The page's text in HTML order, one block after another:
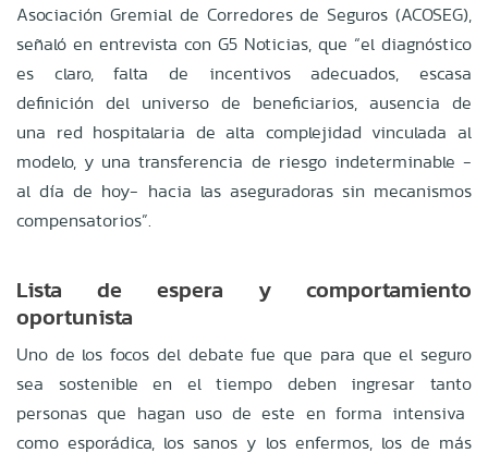
Asociación Gremial de Corredores de Seguros (ACOSEG),
señaló en entrevista con G5 Noticias, que “el diagnóstico
es claro, falta de incentivos adecuados, escasa
definición del universo de beneficiarios, ausencia de
una red hospitalaria de alta complejidad vinculada al
modelo, y una transferencia de riesgo indeterminable -
al día de hoy- hacia las aseguradoras sin mecanismos
compensatorios”.
Lista de espera y comportamiento
oportunista
Uno de los focos del debate fue que para que el seguro
sea sostenible en el tiempo deben ingresar tanto
personas que hagan uso de este en forma intensiva
como esporádica, los sanos y los enfermos, los de más